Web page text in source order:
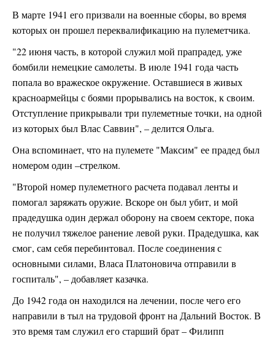
В марте 1941 его призвали на военные сборы, во время
которых он прошел переквалификацию на пулеметчика.
"22 июня часть, в которой служил мой прапрадед, уже
бомбили немецкие самолеты. В июле 1941 года часть
попала во вражеское окружение. Оставшиеся в живых
красноармейцы с боями прорывались на восток, к своим.
Отступление прикрывали три пулеметные точки, на одной
из которых был Влас Саввин", – делится Ольга.
Она вспоминает, что на пулемете "Максим" ее прадед был
номером один –стрелком.
"Второй номер пулеметного расчета подавал ленты и
помогал заряжать оружие. Вскоре он был убит, и мой
прадедушка один держал оборону на своем секторе, пока
не получил тяжелое ранение левой руки. Прадедушка, как
смог, сам себя перебинтовал. После соединения с
основными силами, Власа Платоновича отправили в
госпиталь", – добавляет казачка.
До 1942 года он находился на лечении, после чего его
направили в тыл на трудовой фронт на Дальний Восток. В
это время там служил его старший брат – Филипп